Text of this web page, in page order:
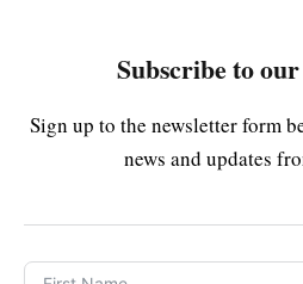
Subscribe to
Sign up to the newsletter form
news and updates